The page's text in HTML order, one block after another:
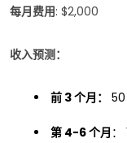
每月费用: $2,000
收入预测：
前 3 个月：
第 4-6 个月